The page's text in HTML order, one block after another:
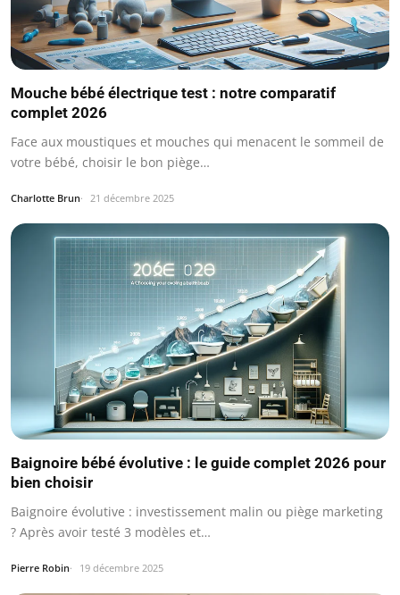
Mouche bébé électrique test : notre comparatif
complet 2026
Face aux moustiques et mouches qui menacent le sommeil de
votre bébé, choisir le bon piège…
Charlotte Brun 21 décembre 2025
Baignoire bébé évolutive : le guide complet 2026 pour
bien choisir
Baignoire évolutive : investissement malin ou piège marketing
? Après avoir testé 3 modèles et…
Pierre Robin 19 décembre 2025